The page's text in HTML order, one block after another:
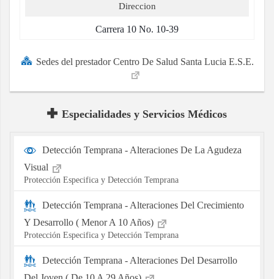
Direccion
Carrera 10 No. 10-39
Sedes del prestador Centro De Salud Santa Lucia E.S.E.
Especialidades y Servicios Médicos
Detección Temprana - Alteraciones De La Agudeza
Visual
Protección Especifica y Detección Temprana
Detección Temprana - Alteraciones Del Crecimiento
Y Desarrollo ( Menor A 10 Años)
Protección Especifica y Detección Temprana
Detección Temprana - Alteraciones Del Desarrollo